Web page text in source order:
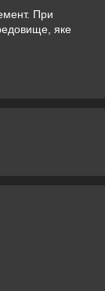
При
яке